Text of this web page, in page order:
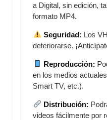
a Digital, sin edición,
formato MP4.
Seguridad: Los
deteriorarse.
Reproducción:
en los medios
Smart TV, etc.).
Distribución:
videos fácilmente por